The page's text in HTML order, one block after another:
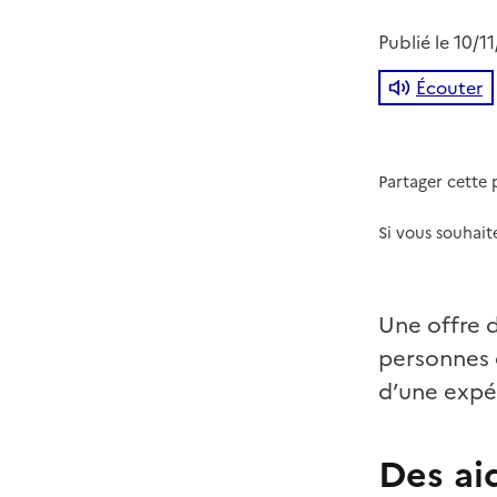
Publié le10/
Écouter
Partager cette
Si vous
Une offre
d’une
Des